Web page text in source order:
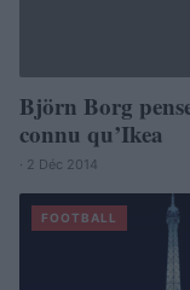
Björn Borg
connu qu’Ikea
· 2 Déc 2014
FOOTBALL